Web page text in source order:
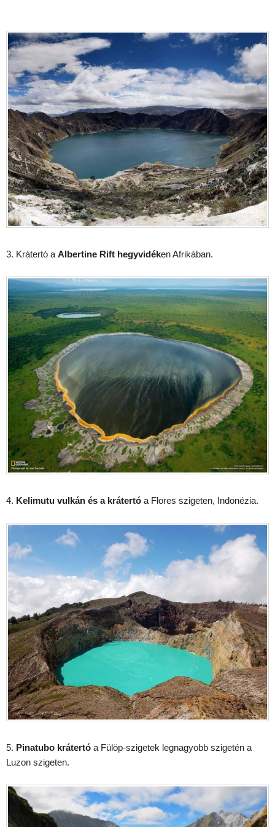
3. Krátertó a Albertine Rift hegyvidéken Afrikában.
4. Kelimutu vulkán és a krátertó a Flores szigeten, Indonézia.
5. Pinatubo krátertó a Fülöp-szigetek legnagyobb szigetén a
Luzon szigeten.